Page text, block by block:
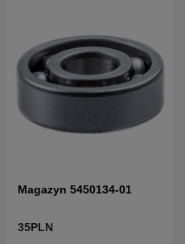
Magazyn 5450134-01
35PLN